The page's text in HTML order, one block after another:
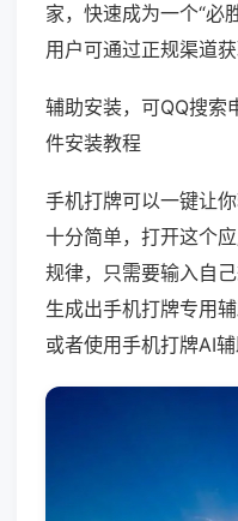
家，快速成为一个“必
用户可通过正规渠道获
辅助安装，可QQ搜
件安装教程
手机打牌可以一键让
十分简单，打开这个
规律，只需要输入自
生成出手机打牌专用
或者使用手机打牌AI辅